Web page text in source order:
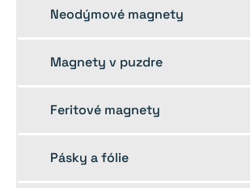
Neodýmové magnety
Magnety v puzdre
Feritové magnety
Pásky a fólie